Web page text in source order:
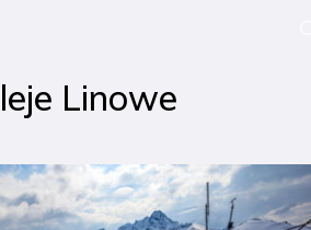
Linowe